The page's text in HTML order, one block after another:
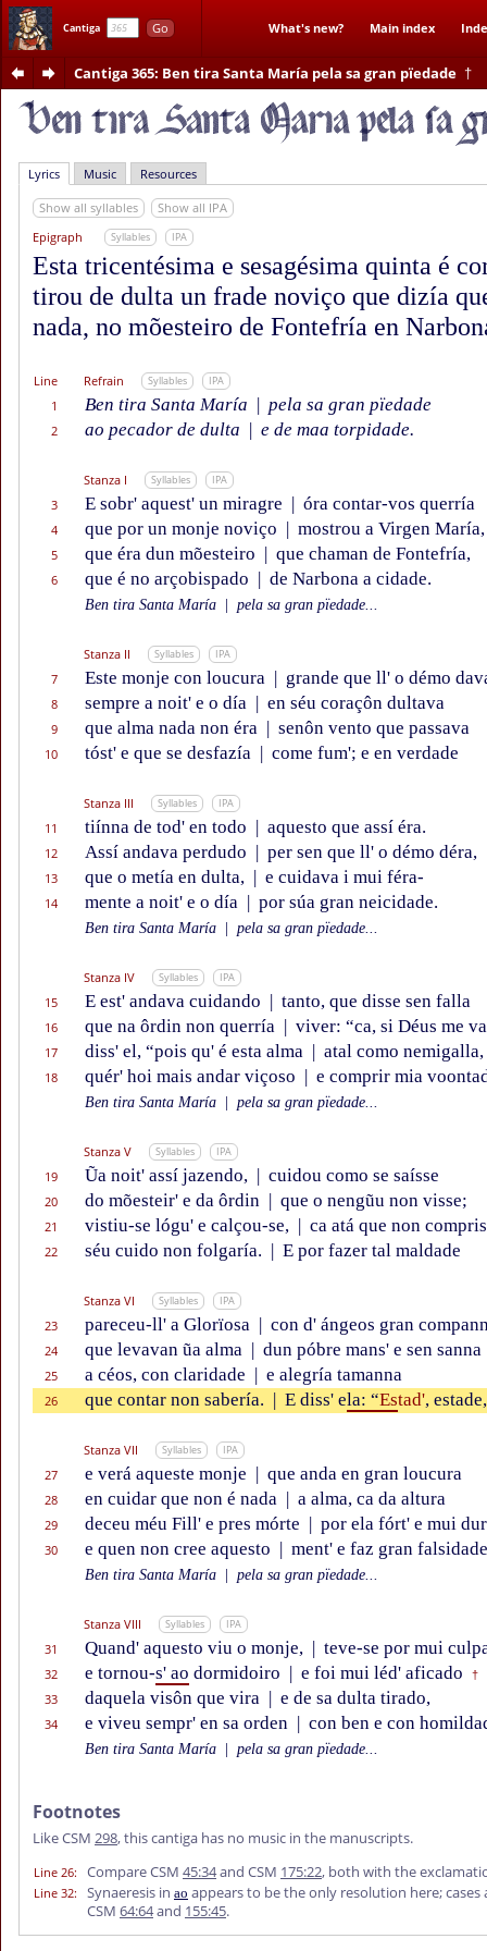
Cantiga Go What's new? Main index
Cantiga 365: Ben tira Santa María pela sa gran pïedade †
Lyrics Music Resources
Show all syllables
Show all IPA
Epigraph
Syllables IPA
Esta tricentésima e sesagésima quinta é
tirou de dulta un frade noviço que dizía
nada, no mõesteiro de Fontefría en
Line Refrain Syllables IPA
1 Ben tira Santa María | pela sa gran pïedade
2 ao pecador de dulta | e de maa torpidade.
Stanza I Syllables IPA
3 E sobr' aquest' un miragre | óra contar-vos querría
4 que por un monje noviço | mostrou a Virgen María,
5 que éra dun mõesteiro | que chaman de Fontefría,
6 que é no arçobispado | de Narbona a cidade.
Ben tira Santa María pela sa gran pïedade...
Stanza II Syllables IPA
7 Este monje con loucura | grande que ll' o démo
8 sempre a noit' e o día | en séu coraçôn dultava
9 que alma nada non éra | senôn vento que passava
10 tóst' e que se desfazía | come fum'; e en verdade
Stanza III Syllables IPA
11 tiínna de tod' en todo | aquesto que assí éra.
12 Assí andava perdudo | per sen que ll' o démo déra,
13 que o metía en dulta, | e cuidava i mui féra-
14 mente a noit' e o día | por súa gran neicidade.
Ben tira Santa María pela sa gran pïedade...
Stanza IV Syllables IPA
15 E est' andava cuidando | tanto, que disse sen falla
16 que na ôrdin non querría | viver: “ca, si Déus me
17 diss' el, “pois qu' é esta alma | atal como nemigalla,
18 quér' hoi mais andar viçoso | e comprir mia
Ben tira Santa María pela sa gran pïedade...
Stanza V Syllables IPA
19 Ũa noit' assí jazendo, | cuidou como se saísse
20 do mõesteir' e da ôrdin | que o nengũu non visse;
21 vistiu-se lógu' e calçou-se, | ca atá que non
22 séu cuido non folgaría. | E por fazer tal maldade
Stanza VI Syllables IPA
23 pareceu-ll' a Glorïosa | con d' ángeos gran
24 que levavan ũa alma | dun póbre mans' e sen sanna
25 a céos, con claridade | e alegría tamanna
26 que contar non sabería. | E diss' ela: “Estad', estade,
Stanza VII Syllables IPA
27 e verá aqueste monje | que anda en gran loucura
28 en cuidar que non é nada | a alma, ca da altura
29 deceu méu Fill' e pres mórte | por ela fórt' e mui
30 e quen non cree aquesto | ment' e faz gran
Ben tira Santa María pela sa gran pïedade...
Stanza VIII Syllables IPA
31 Quand' aquesto viu o monje, | teve-se por mui
32 e tornou-s' ao dormidoiro | e foi mui léd' aficado †
33 daquela visôn que vira | e de sa dulta tirado,
34 e viveu sempr' en sa orden | con ben e con
Ben tira Santa María pela sa gran pïedade...
Footnotes
Like CSM 298, this cantiga has no music in the manuscripts.
Line 26: Compare CSM 45:34and CSM 175:22, both with the
Line 32: Synaeresis in ao appears to be the only resolution here;
CSM 64:64and 155:45.